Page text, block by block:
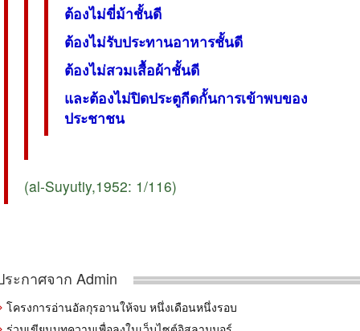
ต้องไม่ขี่ม้าชั้นดี
ต้องไม่รับประทานอาหารชั้นดี
ต้องไม่สวมเสื้อผ้าชั้นดี
และต้องไม่ปิดประตูกีดกั้นการเข้าพบของ
ประชาชน
(al-Suyutiy,1952: 1/116)
ระกาศจาก Admin
โครงการอ่านอัลกุรอานให้จบ หนึ่งเดือนหนึ่งรอบ